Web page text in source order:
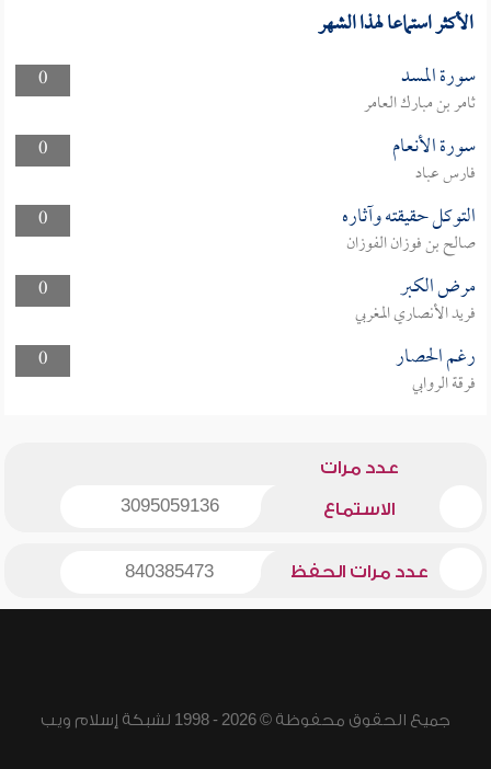
الأكثر استماعا لهذا الشهر
0 سورة المسد
ثامر بن مبارك العامر
0
سورة الأنعام
فارس عباد
0
التوكل حقيقته وآثاره
صالح بن فوزان الفوزان
0
مرض الكبر
فريد الأنصاري المغربي
0
رغم الحصار
فرقة الروابي
عدد مرات
الاستماع 3095059136
عدد مرات الحفظ 840385473
جميع الحقوق محفوظة © 2026 - 1998 لشبكة إسلام ويب